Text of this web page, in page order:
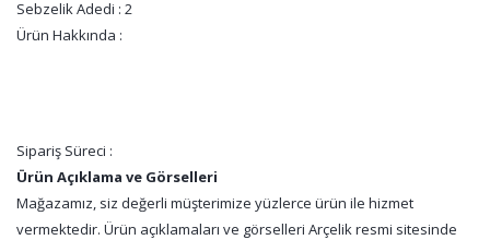
Sebzelik Adedi : 2
Ürün Hakkında :
Sipariş Süreci :
Ürün Açıklama ve Görselleri
Mağazamız, siz değerli müşterimize yüzlerce ürün ile hizmet
vermektedir. Ürün açıklamaları ve görselleri Arçelik resmi sitesinde